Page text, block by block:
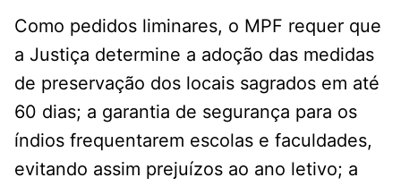
Como pedidos liminares, o MPF requer que
a Justiça determine a adoção das medidas
de preservação dos locais sagrados em até
60 dias; a garantia de segurança para os
índios frequentarem escolas e faculdades,
evitando assim prejuízos ao ano letivo; a